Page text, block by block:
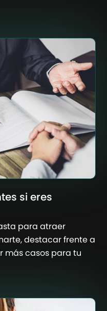
si eres
para atraer
destacar frente a
más casos para tu